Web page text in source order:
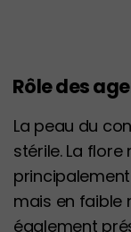
Rôle des
La peau du
stérile. La
mais en faible
également